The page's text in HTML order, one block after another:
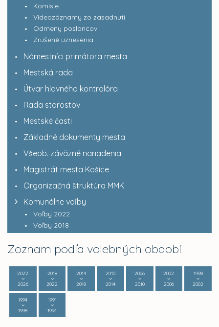
Komisie
Videozáznamy zo zasadnutí
Odmeny poslancov
Zrušené uznesenia
Námestníci primátora mesta
Mestská rada
Útvar hlavného kontrolóra
Rada starostov
Mestské časti
Základné dokumenty mesta
Všeob. záväzné nariadenia
Magistrát mesta Košice
Organizačná štruktúra MMK
Komunálne voľby
Voľby 2022
Voľby 2018
Zoznam podľa volebných období
2022
2026
2018
2022
2014
2018
2010
2014
2006
2010
2002
2006
1998
2002
1994
1998
1991
1994